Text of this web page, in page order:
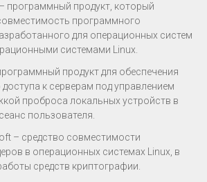
программный продукт, который
программного
для операционных систем
системами Linux.
продукт для обеспечения
к серверам под управлением
проброса локальных устройств в
пользователя.
– средство совместимости
в операционных системах Linux, в
средств криптографии.